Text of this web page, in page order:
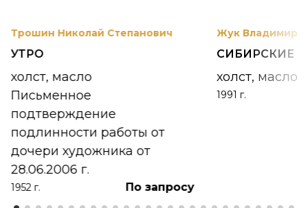
Трошин Николай Степанович
УТРО
холст, масло
Письменное
подтверждение
подлинности работы от
дочери художника от
28.06.2006 г.
1952 г. По запросу
Жук Владимир
СИБИРСКИЕ
холст, масло
1991 г.